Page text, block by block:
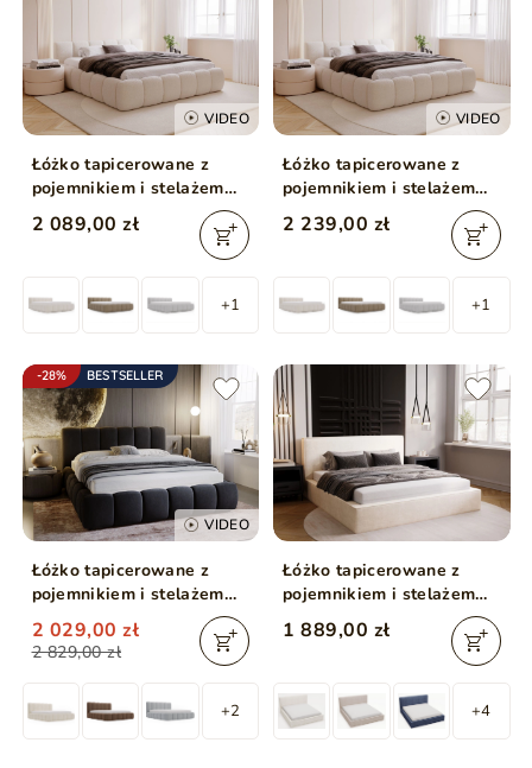
VIDEO
Łóżko tapicerowane z
pojemnikiem i stelażem
140x200 Cloud Low
beżowe
2 089,00 zł
+1
VIDEO
Łóżko tapicerowane z
pojemnikiem i stelażem
200x200 Cloud Low
beżowe
2 239,00 zł
+1
-28% BESTSELLER
VIDEO
Łóżko tapicerowane z
pojemnikiem i stelażem
180x200 Cloud
Antracytowe
2 829,00 zł
2 029,00 zł
+2
Łóżko tapicerowane z
pojemnikiem i stelażem
180x200 Monaco
Kremowe
1 889,00 zł
+4